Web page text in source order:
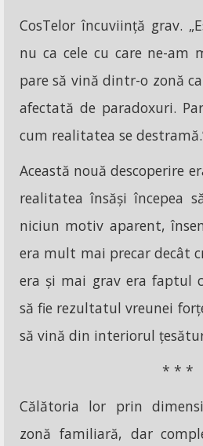
CosTelor încuviință grav.
nu ca cele cu care ne-am
pare să vină dintr-o zonă
afectată de paradoxuri.
cum realitatea se
Această nouă descoperire
realitatea însăși începea
niciun motiv aparent,
era mult mai precar decât
era și mai grav era faptul
să fie rezultatul vreunei
să vină din interiorul
* * *
Călătoria lor prin
zonă familiară, dar